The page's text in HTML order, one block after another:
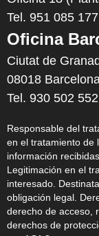
Tel. 951 085 177
Oficina
Ciutat de
08018
Tel. 930 502 552
Responsable del
en el tratamiento de
información
Legitimación en el
interesado.
obligación legal.
derecho de acceso,
derechos de